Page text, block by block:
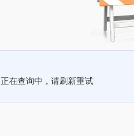
正在查询中，请刷新重试